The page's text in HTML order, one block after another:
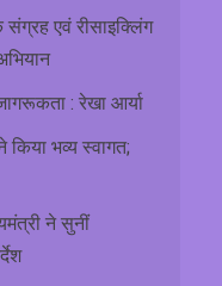
संग्रह एवं रीसाइक्लिंग
: रेखा आर्या
किया भव्य स्वागत;
ने सुनीं